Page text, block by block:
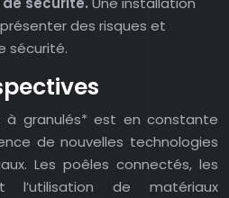
des risques et
sécurité.
à granulés* est en constante
de nouvelles technologies
Les poêles connectés, les
l’utilisation de matériaux